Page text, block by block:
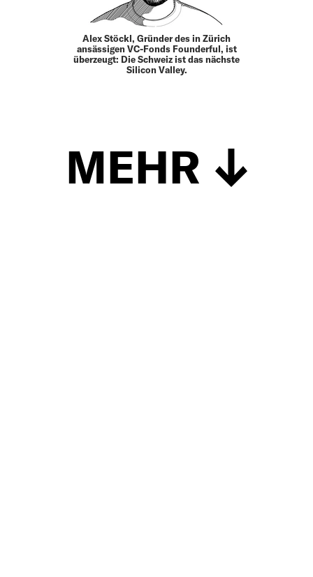
Alex Stöckl, Gründer des in Zürich
ansässigen VC-Fonds Founderful, ist
überzeugt: Die Schweiz ist das nächste
Silicon Valley.
MEHR